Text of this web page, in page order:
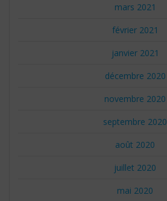
mars 2021
février 2021
janvier 2021
décembre 2020
novembre 2020
septembre 2020
août 2020
juillet 2020
mai 2020